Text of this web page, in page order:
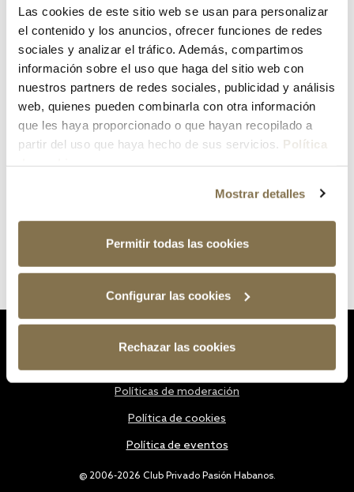
Las cookies de este sitio web se usan para personalizar
el contenido y los anuncios, ofrecer funciones de redes
sociales y analizar el tráfico. Además, compartimos
información sobre el uso que haga del sitio web con
nuestros partners de redes sociales, publicidad y análisis
web, quienes pueden combinarla con otra información
que les haya proporcionado o que hayan recopilado a
partir del uso que haya hecho de sus servicios. Política
Mostrar detalles
Permitir todas las cookies
Configurar las cookies
Rechazar las cookies
¿Has olvidado tu contraseña?
@ 2006-2026 Club Privado Pasión Habanos.
Políticas de moderación
Política de cookies
Política de eventos